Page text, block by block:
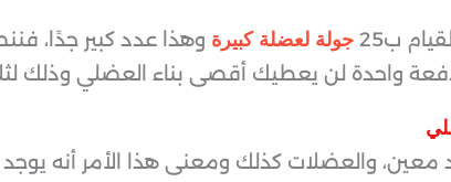
ب25 جولة لعضلة كبيرة وهذا عدد كبير جدًا،
دفعة واحدة لن يعطيك أقصى بناء العضلي وذلك
والعضلات كذلك ومعنى هذا الأمر أنه